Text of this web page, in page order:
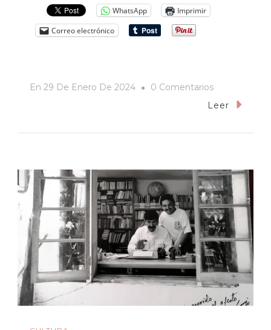
WhatsApp
Imprimir
Correo electrónico
En 29 De Enero De 2024 0 ComentariosEn
Supresión
En
La
Convocatoria
Para
El
Concurso
Del
Libro
Leer